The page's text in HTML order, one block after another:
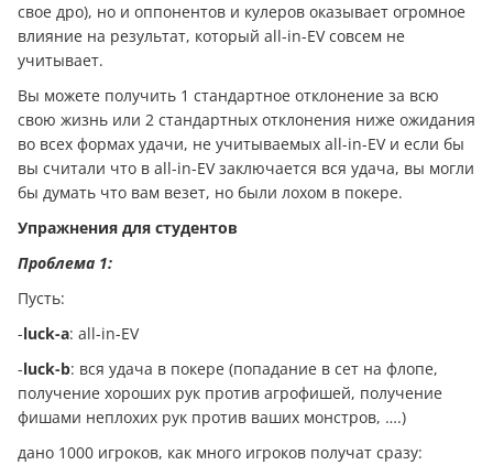
свое дро), но и оппонентов и кулеров оказывает огромное
влияние на результат, который all-in-EV совсем не
учитывает.
Вы можете получить 1 стандартное отклонение за всю
свою жизнь или 2 стандартных отклонения ниже ожидания
во всех формах удачи, не учитываемых all-in-EV и если бы
вы считали что в аll-in-EV заключается вся удача, вы могли
бы думать что вам везет, но были лохом в покере.
Упражнения для студентов
Проблема 1:
Пусть:
-luck-a: all-in-EV
-luck-b: вся удача в покере (попадание в сет на флопе,
получение хороших рук против агрофишей, получение
фишами неплохих рук против ваших монстров, ….)
дано 1000 игроков, как много игроков получат сразу: